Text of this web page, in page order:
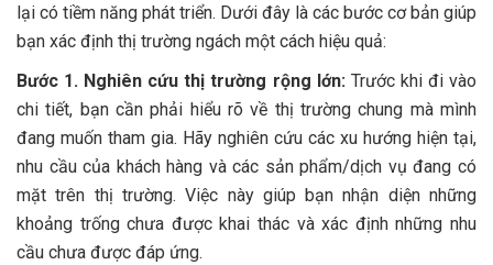
lại có tiềm năng phát triển. Dưới đây là các bước cơ bản giúp
bạn xác định thị trường ngách một cách hiệu quả:
Bước 1. Nghiên cứu thị trường rộng lớn:Trước khi đi vào
chi tiết, bạn cần phải hiểu rõ về thị trường chung mà mình
đang muốn tham gia. Hãy nghiên cứu các xu hướng hiện tại,
nhu cầu của khách hàng và các sản phẩm/dịch vụ đang có
mặt trên thị trường. Việc này giúp bạn nhận diện những
khoảng trống chưa được khai thác và xác định những nhu
cầu chưa được đáp ứng.